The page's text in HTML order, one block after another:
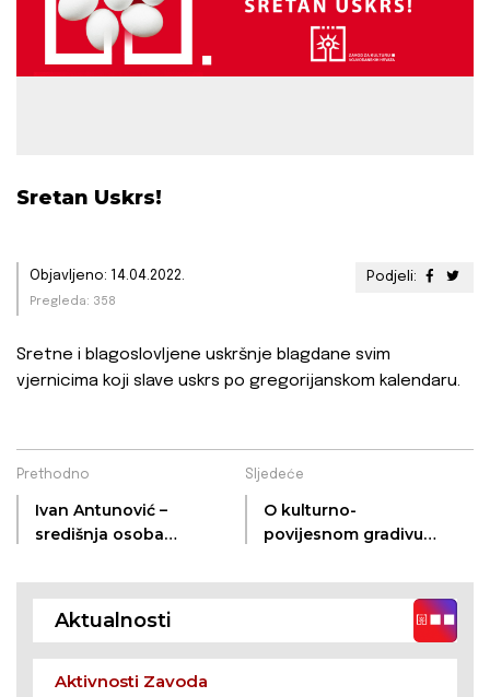
Sretan Uskrs!
Podjeli:
Objavljeno: 14.04.2022.
Pregleda: 358
Sretne i blagoslovljene uskršnje blagdane svim
vjernicima koji slave uskrs po gregorijanskom kalendaru.
Prethodno
Ivan Antunović –
središnja osoba
pokreta bačkih
Sljedeće
O kulturno-
povijesnom gradivu
međunarodnoj
Aktualnosti
Aktivnosti Zavoda